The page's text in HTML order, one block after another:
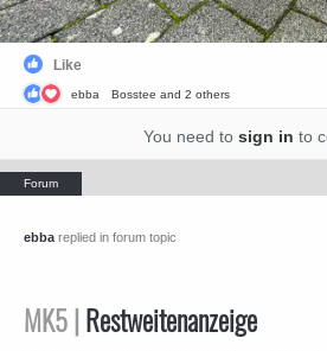
Like
ebba Bosstee and 2 others
You need to sign in to
ebbareplied in forum topic
MK5 | Restweitenanzeige